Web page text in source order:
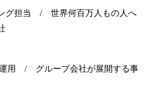
グ担当 / 世界何百万人もの人へ
用 / グループ会社が展開する事